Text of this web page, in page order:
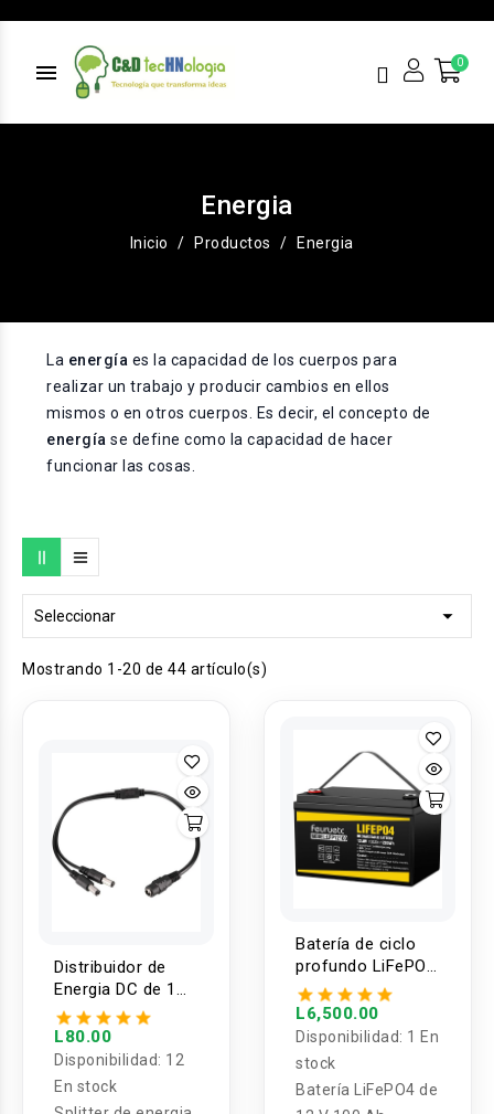
menu
Energia
Inicio Productos Energia
La energía es la capacidad de los cuerpos para
realizar un trabajo y producir cambios en ellos
mismos o en otros cuerpos. Es decir, el concepto de
energía se define como la capacidad de hacer
funcionar las cosas.
Seleccionar 
Mostrando 1-20 de 44 artículo(s)
Distribuidor de
Energia DC de 1
Entrada Hembra a
2 Salidas Macho
L80.00
Disponibilidad: 12
En stock
Batería de ciclo
profundo LiFePO4
de 12V 100Ah
recargable
FEURUETC
L6,500.00
Disponibilidad: 1 En
stock
Batería LiFePO4 de